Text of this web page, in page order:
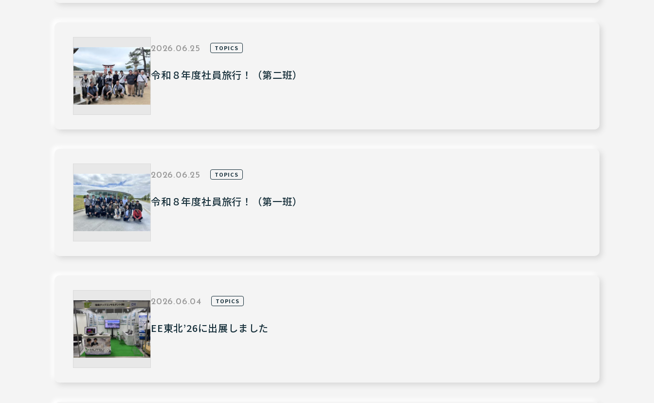
2026.06.25 TOPICS
令和８年度社員旅行！（第二班）
2026.06.25 TOPICS
令和８年度社員旅行！（第一班）
2026.06.04 TOPICS
EE東北’26に出展しました